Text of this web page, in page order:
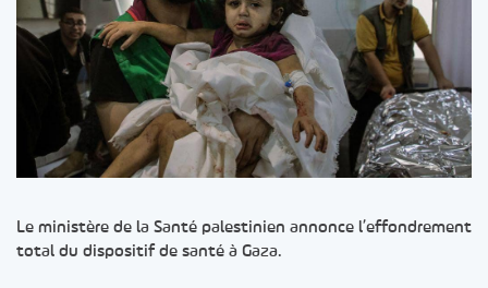
Le ministère de la Santé palestinien annonce l’effondrement
total du dispositif de santé à Gaza.